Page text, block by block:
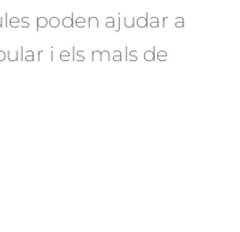
poden ajudar a
i els mals de